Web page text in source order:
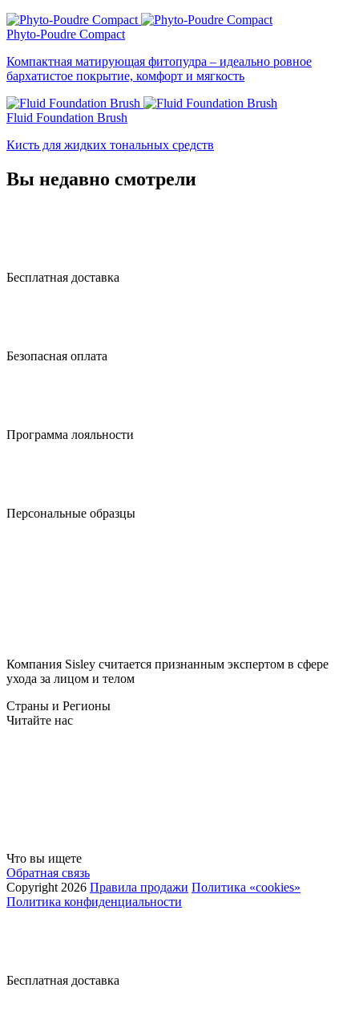
Phyto-Poudre Compact
Компактная матирующая фитопудра – идеально ровное
бархатистое покрытие, комфорт и мягкость
Fluid Foundation Brush
Кисть для жидких тональных средств
Вы недавно смотрели
Бесплатная доставка
Безопасная оплата
Программа лояльности
Персональные образцы
Компания Sisley считается признанным экспертом в сфере
ухода за лицом и телом
Страны и Регионы
Читайте нас
Что вы ищете
Обратная связь
Copyright 2026 Правила продажи Политика «cookies»
Политика конфиденциальности
Бесплатная доставка